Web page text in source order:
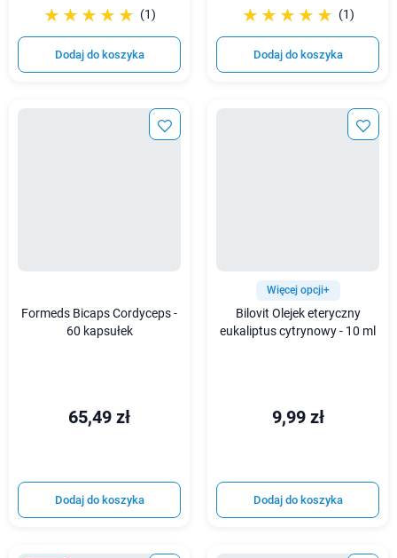
☆☆☆☆☆
★★★★★ (1)
Dodaj do koszyka
☆☆☆☆☆
★★★★★ (1)
Dodaj do koszyka
Formeds Bicaps Cordyceps -
60 kapsułek
65,49 zł
Dodaj do koszyka
Więcej opcji+
Bilovit Olejek eteryczny
eukaliptus cytrynowy - 10 ml
9,99 zł
Dodaj do koszyka